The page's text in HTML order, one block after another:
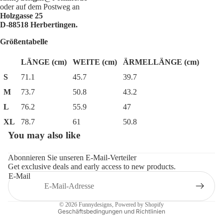
oder auf dem Postweg an
Holzgasse 25
D-88518 Herbertingen.
Größentabelle
LÄNGE (cm) WEITE (cm)
ÄRMELLÄNGE (cm)
S
71.1 45.7
39.7
M
73.7 50.8
43.2
L
76.2 55.9
47
XL
78.7 61 50.8
You may also like
Abonnieren Sie unseren E-Mail-Verteiler
Get exclusive deals and early access to new products.
E-Mail
© 2026 Funnydesigns, Powered by Shopify
Geschäftsbedingungen und Richtlinien
Datenschutzerklärung
AGB
Impressum